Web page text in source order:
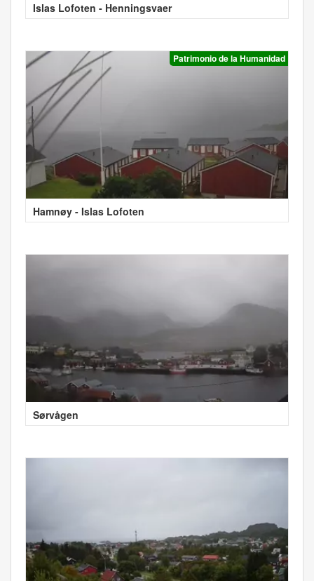
Islas Lofoten - Henningsvaer
Patrimonio de la Humanidad
Hamnøy - Islas Lofoten
Sørvågen